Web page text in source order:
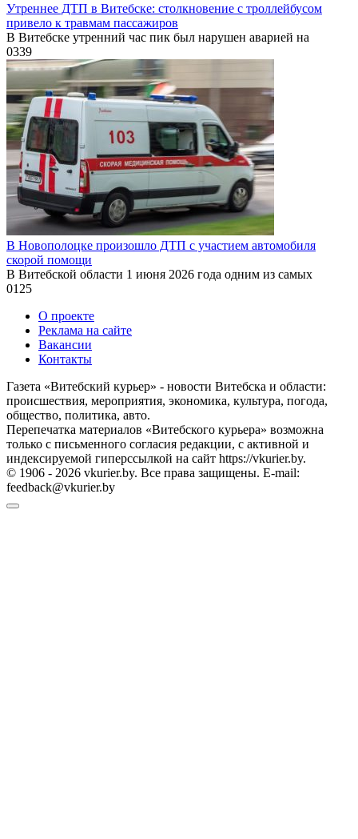
Утреннее ДТП в Витебске: столкновение с троллейбусом
привело к травмам пассажиров
В Витебске утренний час пик был нарушен аварией на
0339
В Новополоцке произошло ДТП с участием автомобиля
скорой помощи
В Витебской области 1 июня 2026 года одним из самых
0125
О проекте
Реклама на сайте
Вакансии
Контакты
Газета «Витебский курьер» - новости Витебска и области:
происшествия, мероприятия, экономика, культура, погода,
общество, политика, авто.
Перепечатка материалов «Витебского курьера» возможна
только с письменного согласия редакции, с активной и
индексируемой гиперссылкой на сайт https://vkurier.by.
© 1906 - 2026 vkurier.by. Все права защищены. E-mail:
feedback@vkurier.by